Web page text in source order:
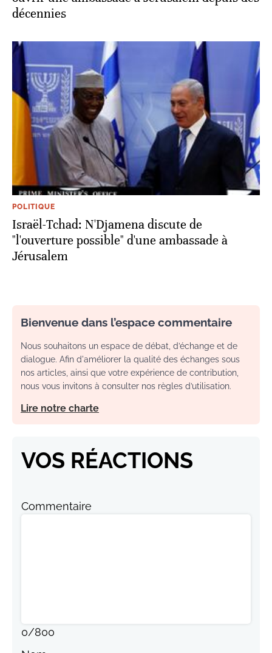
décennies
POLITIQUE
Israël-Tchad: N'Djamena discute de
"l'ouverture possible" d'une ambassade à
Jérusalem
Bienvenue dans l’espace commentaire
Nous souhaitons un espace de débat, d’échange et de
dialogue. Afin d'améliorer la qualité des échanges sous
nos articles, ainsi que votre expérience de contribution,
nous vous invitons à consulter nos règles d’utilisation.
Lire notre charte
VOS RÉACTIONS
Commentaire
0/800